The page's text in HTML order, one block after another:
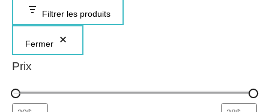
Filtrer les produits
Fermer
Prix